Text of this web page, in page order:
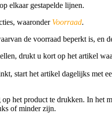
elkaar gestapelde lijnen.
waaronder Voorraad.
de voorraad beperkt is, en
drukt u kort op het artikel
start het artikel dagelijks met
het product te drukken. In het
of minder zijn.